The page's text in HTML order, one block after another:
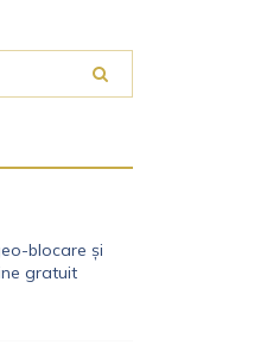
blocare și
gratuit